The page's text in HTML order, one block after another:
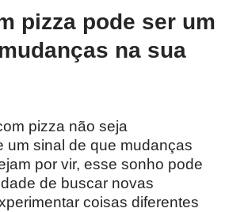
pizza pode ser um
na sua
pizza não seja
um sinal de que mudanças
por vir, esse sonho pode
de buscar novas
coisas diferentes